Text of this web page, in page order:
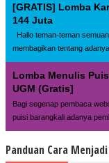
[GRATIS] Lomba
144 Juta
Hallo teman-teman
membagikan tentang
Lomba Menulis
UGM (Gratis]
Bagi segenap pembaca
puisi barangkali adanya
Panduan Cara